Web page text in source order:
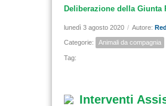
Deliberazione della Giunta
lunedì 3 agosto 2020 / Autore:
Categorie: Animali da compagnia
Tag:
Interventi